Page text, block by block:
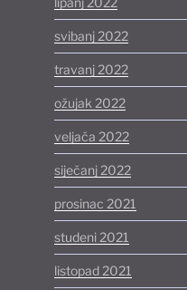
svibanj 2022
travanj 2022
ožujak 2022
veljača 2022
siječanj 2022
prosinac 2021
studeni 2021
listopad 2021